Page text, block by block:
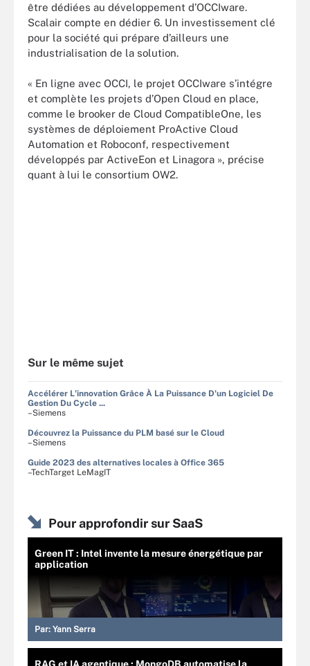
être dédiées au développement d’OCCIware.
Scalair compte en dédier 6. Un investissement clé
pour la société qui prépare d’ailleurs une
industrialisation de la solution.
« En ligne avec OCCI, le projet OCCIware s’intégre
et complète les projets d’Open Cloud en place,
comme le brooker de Cloud CompatibleOne, les
systèmes de déploiement ProActive Cloud
Automation et Roboconf, respectivement
développés par ActiveEon et Linagora », précise
quant à lui le consortium OW2.
Sur le même sujet
Accélérer L'innovation Grâce À La Puissance D'un Logiciel De
Gestion Du Cycle ...
–Siemens
Découvrez la Puissance du PLM basé sur le Cloud
–Siemens
Guide 2023 des alternatives locales à Office 365
–TechTarget LeMagIT
Pour approfondir sur SaaS
Green IT : Intel invente la mesure énergétique par
application
Par: Yann Serra